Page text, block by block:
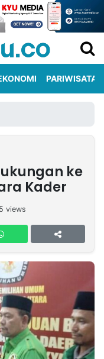
PARIWISATA
ke
Kader
5 views